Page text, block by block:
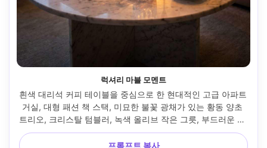
럭셔리 마블 모멘트
흰색 대리석 커피 테이블을 중심으로 한 현대적인 고급 아파트
거실, 대형 패션 책 스택, 미묘한 불꽃 광채가 있는 황동 양초
트리오, 크리스탈 텀블러, 녹색 올리브 작은 그릇, 부드러운 림
하이라이트가 있는 따뜻한 저녁 주변 조명, Canon R5, 50mm,
f/1.8, 시네마틱 보케, 광택 있는 잡지 인테리어 스타일, 사실적
프롬프트 복사